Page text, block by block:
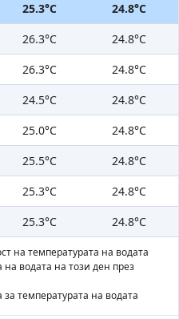
25.3°C
24.8°C
26.3°C
24.8°C
26.3°C
24.8°C
24.5°C
24.8°C
25.0°C
24.8°C
25.5°C
24.8°C
25.3°C
24.8°C
25.3°C 24.8°C
на температурата на водата
водата на този ден през
температурата на водата